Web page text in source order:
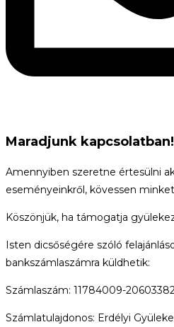
Maradjunk kapcsolatban!
Amennyiben szeretne értesülni
eseményeinkről, kövessen
Köszönjük, ha támogatja
Isten dicsőségére szóló
bankszámlaszámra küldhetik:
Számlaszám: 11784009-
Számlatulajdonos: Erdélyi